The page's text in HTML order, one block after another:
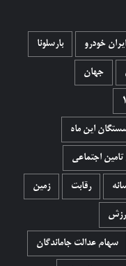
ایران خودرو بارسلونا
جهان
این ماه
اجتماعی
رقابت زمین
سهام عدالت جاماندگان